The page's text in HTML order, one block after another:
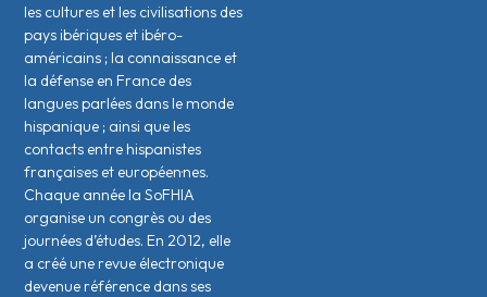
les cultures et les civilisations des
pays ibériques et ibéro-
américains ; la connaissance et
la défense en France des
langues parlées dans le monde
hispanique ; ainsi que les
contacts entre hispanistes
français·es et européen·nes.
Chaque année la SoFHIA
organise un congrès ou des
journées d’études. En 2012, elle
a créé une revue électronique
devenue référence dans ses